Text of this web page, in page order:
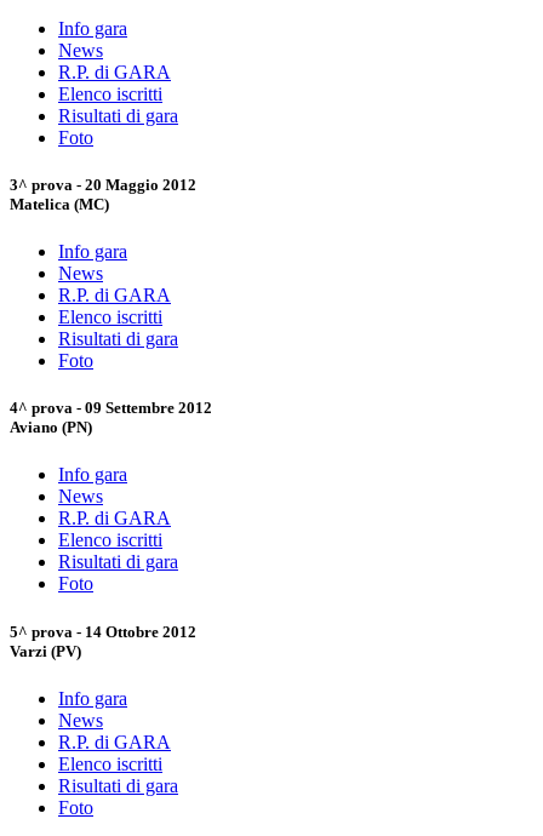
Info gara
News
R.P. di GARA
Elenco iscritti
Risultati di gara
Foto
3^ prova - 20 Maggio 2012
Matelica (MC)
Info gara
News
R.P. di GARA
Elenco iscritti
Risultati di gara
Foto
4^ prova - 09 Settembre 2012
Aviano (PN)
Info gara
News
R.P. di GARA
Elenco iscritti
Risultati di gara
Foto
5^ prova - 14 Ottobre 2012
Varzi (PV)
Info gara
News
R.P. di GARA
Elenco iscritti
Risultati di gara
Foto